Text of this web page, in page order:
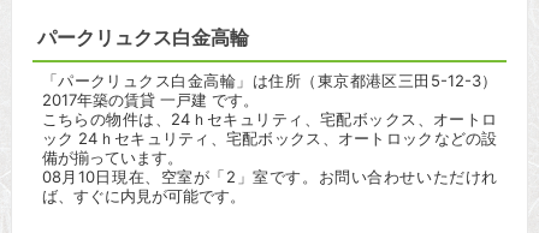
パークリュクス白金高輪
「パークリュクス白金高輪」は住所（東京都港区三田5-12-3）
2017年築の賃貸 一戸建 です。
こちらの物件は、24ｈセキュリティ、宅配ボックス、オートロ
ック 24ｈセキュリティ、宅配ボックス、オートロックなどの設
備が揃っています。
08月10日現在、空室が「2」室です。お問い合わせいただけれ
ば、すぐに内見が可能です。